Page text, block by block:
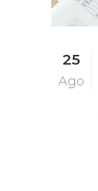
25
Ago